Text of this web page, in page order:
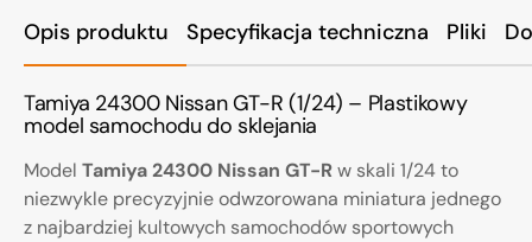
Opis produktu Specyfikacja techniczna Pliki
Tamiya 24300 Nissan GT-R (1/24) – Plastikowy
model samochodu do sklejania
Model Tamiya 24300 Nissan GT-Rw skali 1/24 to
niezwykle precyzyjnie odwzorowana miniatura jednego
z najbardziej kultowych samochodów sportowych